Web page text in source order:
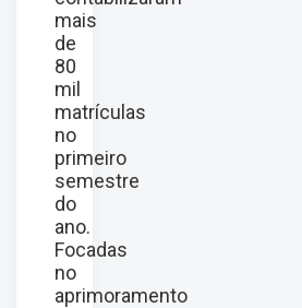
mais
de
80
mil
matrículas
no
primeiro
semestre
do
ano.
Focadas
no
aprimoramento